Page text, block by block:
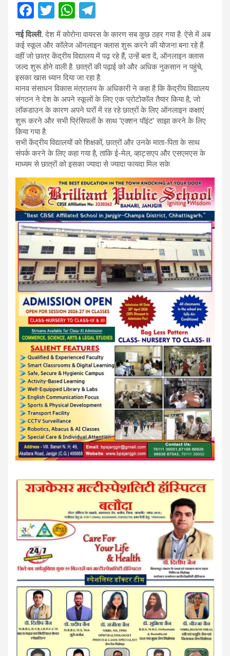
F
a
ce
b
o
o
k
T
wi
tt
er
W
h
at
s
A
p
p
el
e
gr
a
m
नई दिल्ली. देश में कोरोना वायरस के कारण सब कुछ ठहर गया है. ऐसे में अब
कई स्कूल और कॉलेज ऑनलाइन क्लास शुरू करने की योजना बना रहे हैं.
वहीं जो छात्र केंद्रीय विद्यालय में पढ़ रहे हैं, उन्हें बता दें, ऑनलाइन क्लास
जल्द शुरू होने वाली है. छात्रों की पढ़ाई को और अधिक नुकसान न पहुंचे,
इसका खास ध्यान दिया जा रहा है.
मानव संसाधन विकास मंत्रालय के अधिकारी ने कहा है कि केंद्रीय विद्यालय
संगठन ने देश के अपने स्कूलों के लिए एक प्रोटोकॉल तैयार किया है, जो
लॉकडाउन के कारण अपने घरों में रह रहे छात्रों के लिए ऑनलाइन कक्षाएं
शुरू करने और सभी प्रिंसिपलों के साथ ‘एक्शन पॉइंट’ साझा करने के लिए
किया गया है.
सभी केंद्रीय विद्यालयों को शिक्षकों, छात्रों और उनके माता-पिता के साथ
संपर्क करने के लिए कहा गया है, ताकि ई-मेल, व्हाट्सएप और एसएमएस के
माध्यम से छात्रों को इसका ज्यादा से ज्यादा फायदा मिल सके.